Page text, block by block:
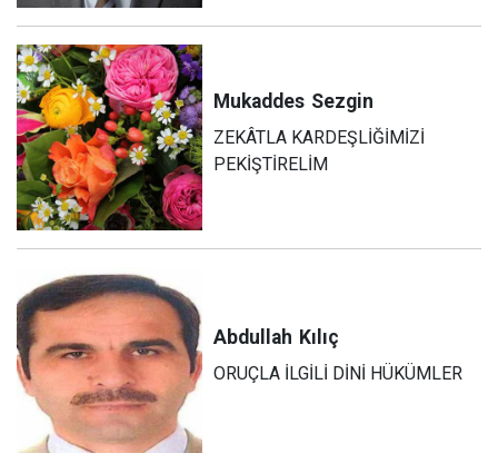
Mukaddes Sezgin
ZEKÂTLA KARDEŞLİĞİMİZİ
PEKİŞTİRELİM
Abdullah Kılıç
ORUÇLA İLGİLİ DİNİ HÜKÜMLER